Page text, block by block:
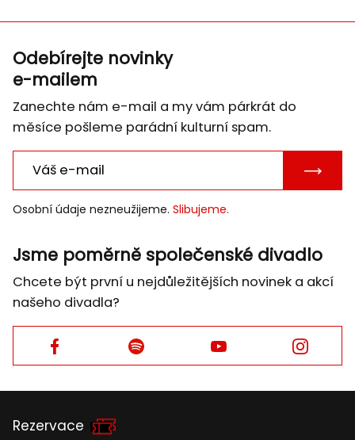
Odebírejte novinky
e-mailem
Zanechte nám e-mail a my vám párkrát do
měsíce pošleme parádní kulturní spam.
E-
Osobní údaje nezneužijeme. Slibujeme.
Jsme poměrně společenské divadlo
Chcete být první u nejdůležitějších novinek a akcí
našeho divadla?
Facebook Facebook Facebook Facebook
Rezervace